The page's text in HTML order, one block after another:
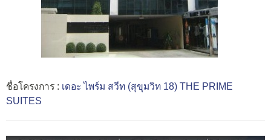
ชื่อโครงการ : เดอะ ไพร์ม สวีท (สุขุมวิท 18) THE PRIME
SUITES